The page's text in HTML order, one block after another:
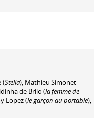
(Stella), Mathieu Simonet
de Brilo (la femme de
Lopez(le garçon au portable),